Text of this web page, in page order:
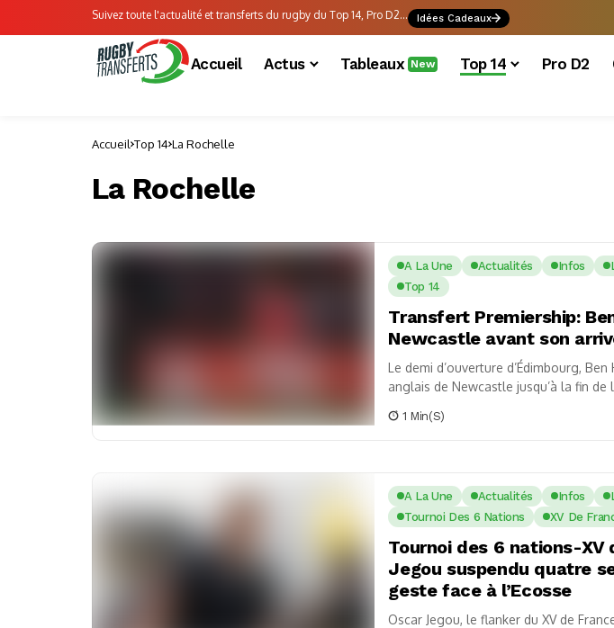
Suivez toute l'actualité et transferts du rugby du Top 14, Pro D2... Idées Cadeaux
Accueil Actus Tableaux New Top 14 Pro D2
Accueil Top 14 La Rochelle
La Rochelle
A La Une Actualités Infos
Top 14
Transfert Premiership:
Newcastle avant son
Le demi d’ouverture d’Édimbourg,
anglais de Newcastle jusqu’à la fin
1 Min(s)
A La Une Actualités Infos
Tournoi Des 6 Nations
XV De
Tournoi des 6 nations-XV
Jegou suspendu quatre
geste face à l’Ecosse
Oscar Jegou, le flanker du XV de